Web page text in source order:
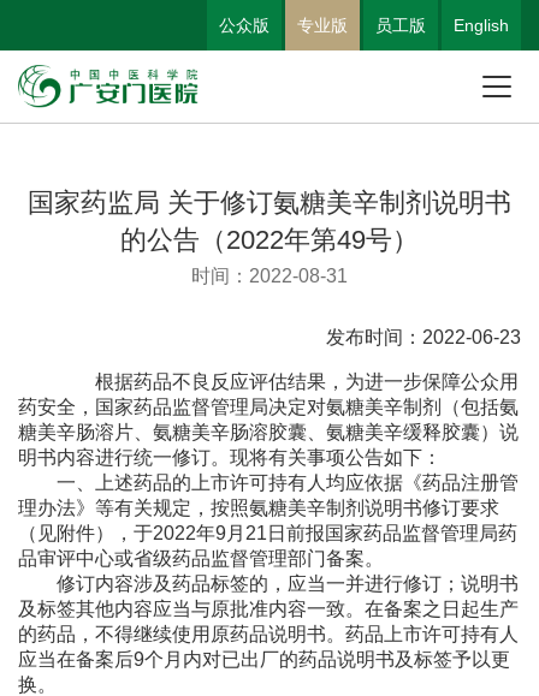
公众版 专业版 员工版 English
国家药监局 关于修订氨糖美辛制剂说明书
的公告（2022年第49号）
时间：2022-08-31
发布时间： 2022-06-23
根据药品不良反应评估结果，为进一步保障公众用
药安全，国家药品监督管理局决定对氨糖美辛制剂（包括氨
糖美辛肠溶片、氨糖美辛肠溶胶囊、氨糖美辛缓释胶囊）说
明书内容进行统一修订。现将有关事项公告如下：
一、上述药品的上市许可持有人均应依据《药品注册管
理办法》等有关规定，按照氨糖美辛制剂说明书修订要求
（见附件），于2022年9月 21 日前报国家药品监督管理局药
品审评中心或省级药品监督管理部门备案。
修订内容涉及药品标签的，应当一并进行修订；说明书
及标签其他内容应当与原批准内容一致。在备案之日起生产
的药品，不得继续使用原药品说明书。药品上市许可持有人
应当在备案后9个月内对已出厂的药品说明书及标签予以更
换。